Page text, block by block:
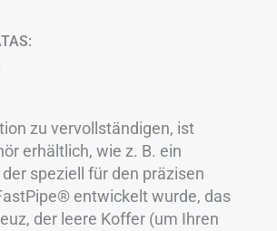
zu vervollständigen, ist
erhältlich, wie z. B. ein
speziell für den präzisen
entwickelt wurde, das
der leere Koffer (um Ihren